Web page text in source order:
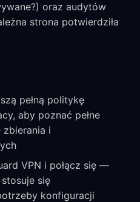
oraz audytów
strona potwierdziła
pełną politykę
aby poznać pełne
zbierania i
VPN i połącz się —
się
konfiguracji